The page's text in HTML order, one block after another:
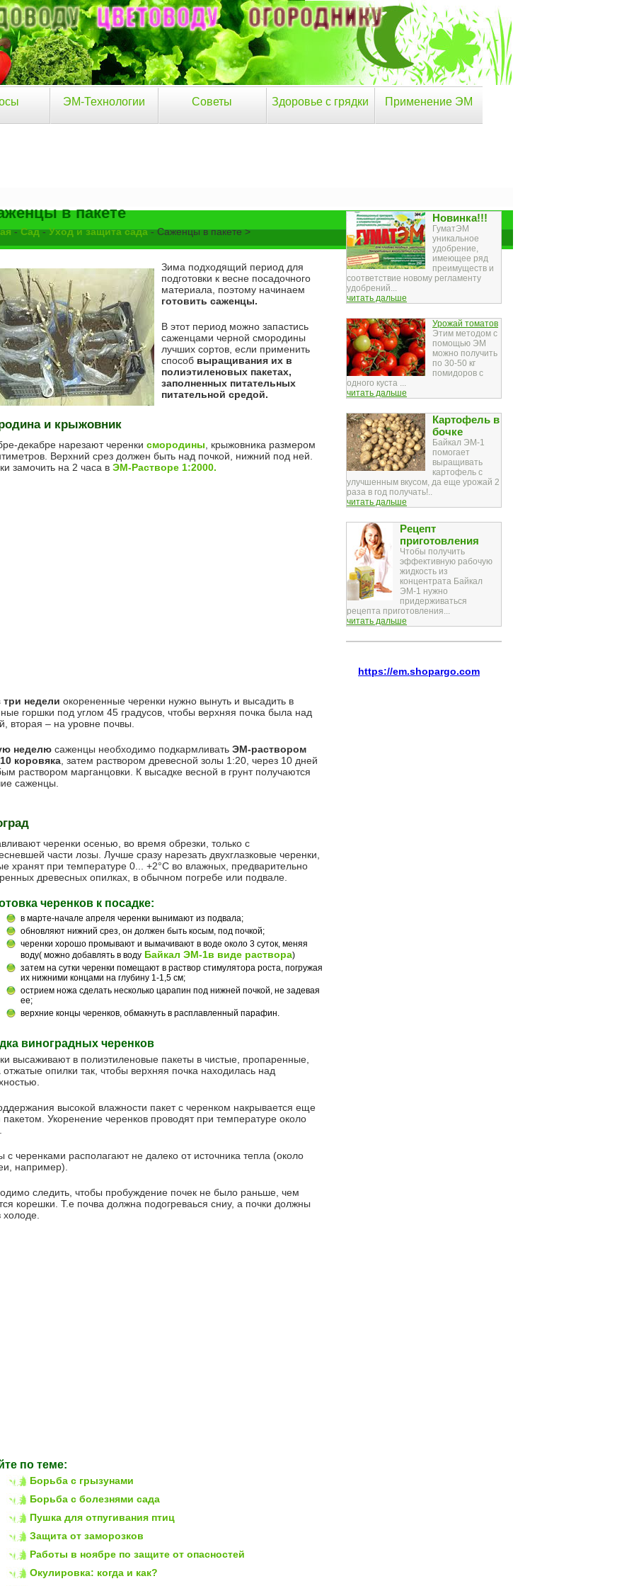
ЭМ-Технологии Советы Здоровье с грядки Применение ЭМ
в пакете
-Сад-Уход и защита сада- Саженцы в пакете >
Зима подходящий период для
подготовки к весне посадочного
материала, поэтому начинаем
готовить саженцы.
В этот период можно запастись
саженцами черной смородины
лучших сортов, если применить
способ выращивания их в
полиэтиленовых пакетах,
заполненных питательных
питательной средой.
и крыжовник
декабре нарезают черенки смородины , крыжовника размером
Верхний срез должен быть над почкой, нижний под ней.
замочить на 2 часа в ЭМ-Растворе 1:2000.
три недели окорененные черенки нужно вынуть и высадить в
горшки под углом 45 градусов, чтобы верхняя почка была над
вторая – на уровне почвы.
неделю саженцы необходимо подкармливать ЭМ-раствором
коровяка , затем раствором древесной золы 1:20, через 10 дней
раствором марганцовки. К высадке весной в грунт получаются
саженцы.
черенки осенью, во время обрезки, только с
части лозы. Лучше сразу нарезать двухглазковые черенки,
хранят при температуре 0... +2°С во влажных, предварительно
древесных опилках, в обычном погребе или подвале.
черенков к посадке:
в марте-начале апреля черенки вынимают из подвала;
обновляют нижний срез, он должен быть косым, под почкой;
черенки хорошо промывают и вымачивают в воде около 3 суток, меняя
воду( можно добавлять в воду Байкал ЭМ-1в виде раствора)
затем на сутки черенки помещают в раствор стимулятора роста, погружая
их нижними концами на глубину 1-1,5 см;
острием ножа сделать несколько царапин под нижней почкой, не задевая
ее;
верхние концы черенков, обмакнуть в расплавленный парафин.
виноградных черенков
высаживают в полиэтиленовые пакеты в чистые, пропаренные,
отжатые опилки так, чтобы верхняя почка находилась над
высокой влажности пакет с черенком накрывается еще
Укоренение черенков проводят при температуре около
с черенками располагают не далеко от источника тепла (около
например).
следить, чтобы пробуждение почек не было раньше, чем
корешки. Т.е почва должна подогреваься сниу, а почки должны
холоде.
по теме:
Борьба с грызунами
Борьба с болезнями сада
Пушка для отпугивания птиц
Защита от заморозков
Работы в ноябре по защите от опасностей
Окулировка: когда и как?
Новинка!!!
ГуматЭМ
уникальное
удобрение,
имеющее ряд
преимуществ и
соответствие новому регламенту
удобрений...
читать дальше
Урожай томатов
Этим методом с
помощью ЭМ
можно получить
по 30-50 кг
помидоров с
одного куста ...
читать дальше
Картофель в
бочке
Байкал ЭМ-1
помогает
выращивать
картофель с
улучшенным вкусом, да еще урожай 2
раза в год получать!..
читать дальше
Рецепт
приготовления
Чтобы получить
эффективную рабочую
жидкость из
концентрата Байкал
ЭМ-1 нужно
придерживаться
рецепта приготовления...
читать дальше
https://em.shopargo.com